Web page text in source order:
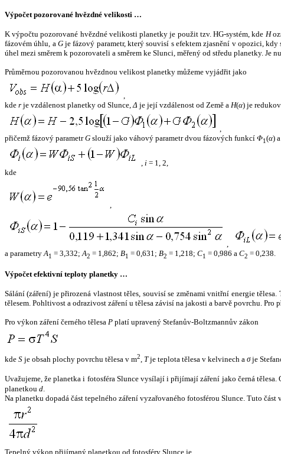
Výpočet pozorované hvězdné velikosti …
K výpočtu pozorované hvězdné velikosti planetky je použit tzv. HG-systém, kde H
fázovém úhlu, a Gje fázový parametr, který souvisí s efektem zjasnění v opozici,
úhel mezi směrem k pozorovateli a směrem ke Slunci, měřený od středu planetky. Je
Průměrnou pozorovanou hvězdnou velikost planetky můžeme vyjádřit jako
,
kde r je vzdálenost planetky od Slunce,Δ je její vzdálenost od Země a H(α) je
,
přičemž fázový parametrG slouží jako váhový parametr dvou fázových funkcí Φ1(α) a
, i = 1, 2,
kde
,
,
a parametryA1 = 3,332;A2 = 1,862; B1 = 0,631; B2 = 1,218; C1 = 0,986 a C2 = 0,238.
Výpočet efektivní teploty planetky …
Sálání (záření) je přirozená vlastnost těles, souvisí se změnami vnitřní energie
tělesem. Pohltivost a odrazivost záření u tělesa závisí na jakosti a barvě povrchu.
Pro výkon záření černého tělesa P platí upravený Stefanův-Boltzmannův zákon
kde S je obsah plochy povrchu tělesa v m2, Tje teplota tělesa v kelvinech a σje
Uvažujeme, že planetka i fotosféra Slunce vysílají i přijímají záření jako černá tělesa.
planetkou d.
Na planetku dopadá část tepelného záření vyzařovaného fotosférou Slunce. Tuto
Tepelný výkon přijímaný planetkou od fotosféry Slunce je